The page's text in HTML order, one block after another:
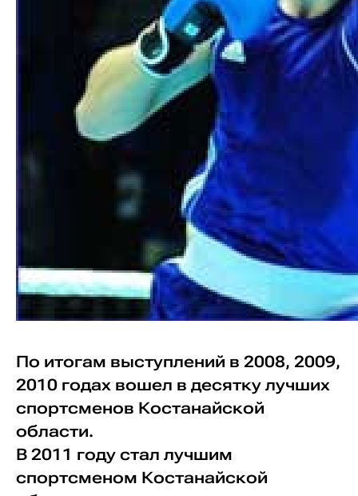
По итогам выступлений в 2008, 2009,
2010 годах вошел в десятку лучших
спортсменов Костанайской
области.
В 2011 году стал лучшим
спортсменом Костанайской